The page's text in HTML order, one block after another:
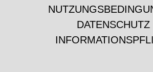
DATENSCHUTZ